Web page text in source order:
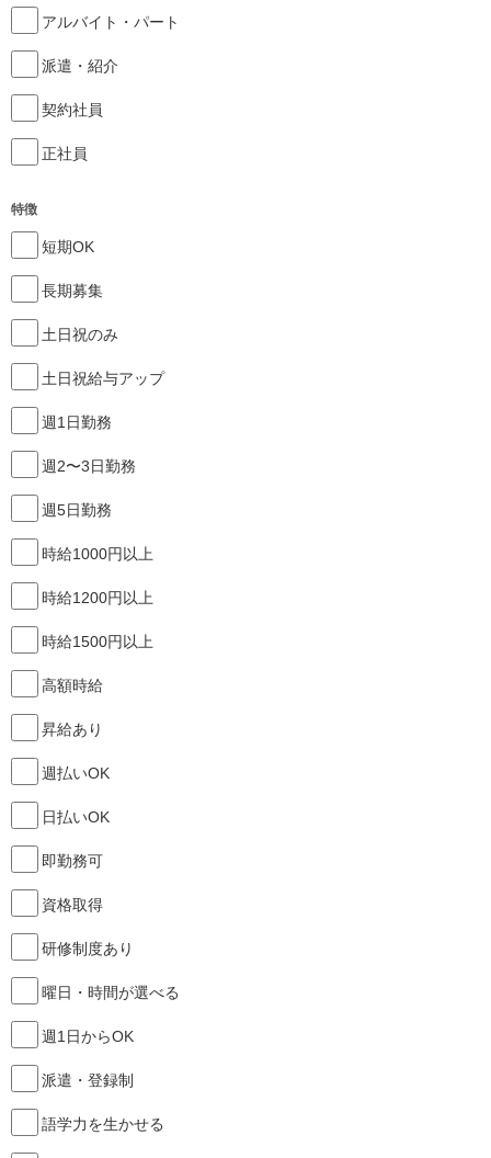
アルバイト・パート
派遣・紹介
契約社員
正社員
特徴
短期OK
長期募集
土日祝のみ
土日祝給与アップ
週1日勤務
週2〜3日勤務
週5日勤務
時給1000円以上
時給1200円以上
時給1500円以上
高額時給
昇給あり
週払いOK
日払いOK
即勤務可
資格取得
研修制度あり
曜日・時間が選べる
週1日からOK
派遣・登録制
語学力を生かせる